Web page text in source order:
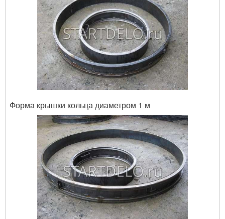
Форма крышки кольца диаметром 1 м